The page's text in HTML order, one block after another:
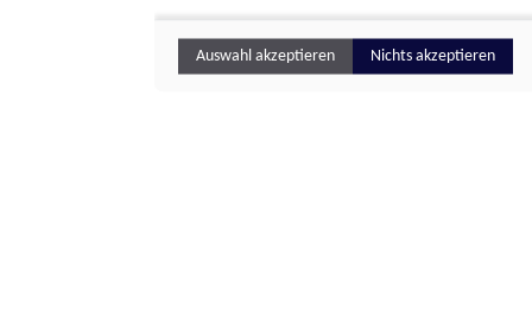
Auswahl akzeptieren Nichts akzeptieren